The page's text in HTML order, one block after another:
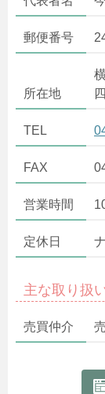
郵便番号
所在地
TEL
FAX
営業時間
定休日
主な取り扱
売買仲介